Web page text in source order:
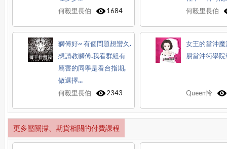
何毅里長伯
1684
何毅里長伯
獅傅好~ 有個問題想蠻久.
想請教獅傅.我看群組有
厲害的同學是看台指期,
做選擇...
何毅里長伯
2343
女王的當沖
易當沖術學
Queen怜
更多壓關撐、期貨相關的付費課程